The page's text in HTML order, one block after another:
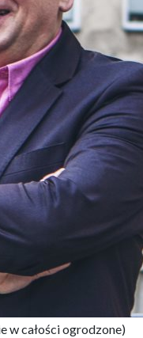
LOKALIZACJI.
okolicy, gdzie
do Bielska? To ta
miasta, a z drugiej zaś
– Bielsko
pola,
w całości ogrodzone)